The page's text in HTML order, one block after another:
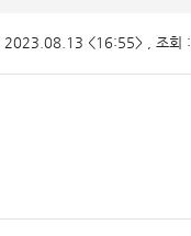
2023.08.13 <16:55> , 조회 :